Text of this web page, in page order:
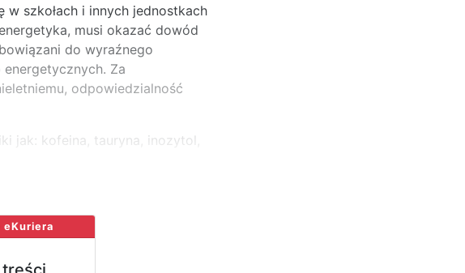
szkołach i innych jednostkach
musi okazać dowód
do wyraźnego
Za
odpowiedzialność
jak: kofeina, tauryna, inozytol,